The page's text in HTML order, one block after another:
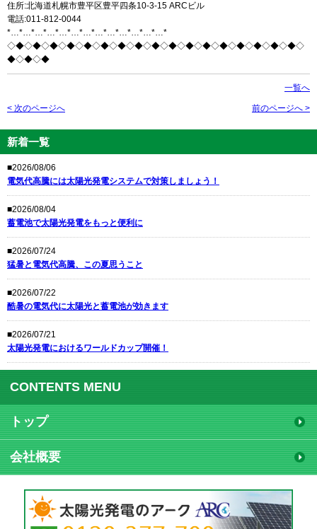
住所:北海道札幌市豊平区豊平四条10-3-15 ARCビル
電話:011-812-0044
*…*…*…*…*…*…*…*…*…*…*…*…*…*
◇◆◇◆◇◆◇◆◇◆◇◆◇◆◇◆◇◆◇◆◇◆◇◆◇◆◇◆◇◆◇◆◇◆◇
◆◇◆◇◆
一覧へ
< 次のページへ 前のページへ >
新着一覧
■2026/08/06
電気代高騰には太陽光発電システムで対策しましょう！
■2026/08/04
蓄電池で太陽光発電をもっと便利に
■2026/07/24
猛暑と電気代高騰、この夏思うこと
■2026/07/22
酷暑の電気代に太陽光と蓄電池が効きます
■2026/07/21
太陽光発電におけるワールドカップ開催！
CONTENTS MENU
トップ
会社概要